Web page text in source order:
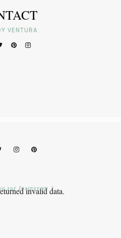
VENTURA
invalid data.
sur Instagram ?